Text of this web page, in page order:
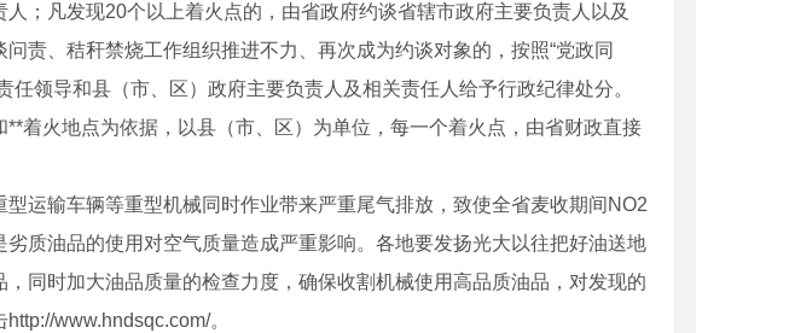
；凡发现20个以上着火点的，由省政府约谈省辖市政府主要负责人以及
责、秸秆禁烧工作组织推进不力、再次成为约谈对象的，按照“党政同
任领导和县（市、区）政府主要负责人及相关责任人给予行政纪律处分。
着火地点为依据，以县（市、区）为单位，每一个着火点，由省财政直接
运输车辆等重型机械同时作业带来严重尾气排放，致使全省麦收期间NO2
质油品的使用对空气质量造成严重影响。各地要发扬光大以往把好油送地
同时加大油品质量的检查力度，确保收割机械使用高品质油品，对发现的
www.hndsqc.com/。